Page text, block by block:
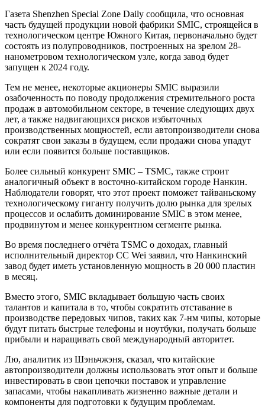
Газета Shenzhen Special Zone Daily сообщила, что основная
часть будущей продукции новой фабрики SMIC, строящейся в
технологическом центре Южного Китая, первоначально будет
состоять из полупроводников, построенных на зрелом 28-
нанометровом технологическом узле, когда завод будет
запущен к 2024 году.
Тем не менее, некоторые акционеры SMIC выразили
озабоченность по поводу продолжения стремительного роста
продаж в автомобильном секторе, в течение следующих двух
лет, а также надвигающихся рисков избыточных
производственных мощностей, если автопроизводители снова
сократят свои заказы в будущем, если продажи снова упадут
или если появится больше поставщиков.
Более сильный конкурент SMIC – TSMC, также строит
аналогичный объект в восточно-китайском городе Нанкин.
Наблюдатели говорят, что этот проект поможет тайваньскому
технологическому гиганту получить долю рынка для зрелых
процессов и ослабить доминирование SMIC в этом менее,
продвинутом и менее конкурентном сегменте рынка.
Во время последнего отчёта TSMC о доходах, главный
исполнительный директор CC Wei заявил, что Нанкинский
завод будет иметь установленную мощность в 20 000 пластин
в месяц.
Вместо этого, SMIC вкладывает большую часть своих
талантов и капитала в то, чтобы сократить отставание в
производстве передовых чипов, таких как 7-нм чипы, которые
будут питать быстрые телефоны и ноутбуки, получать больше
прибыли и наращивать свой международный авторитет.
Лю, аналитик из Шэньчжэня, сказал, что китайские
автопроизводители должны использовать этот опыт и больше
инвестировать в свои цепочки поставок и управление
запасами, чтобы накапливать жизненно важные детали и
компоненты для подготовки к будущим проблемам.